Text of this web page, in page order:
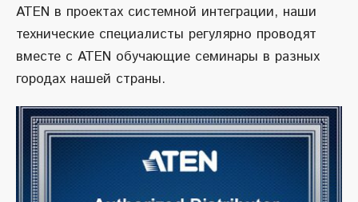
ATEN в проектах системной интеграции, наши
технические специалисты регулярно проводят
вместе с ATEN обучающие семинары в разных
городах нашей страны.